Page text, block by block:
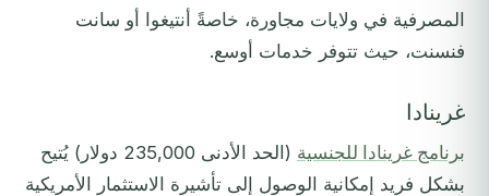
المصرفية في ولايات مجاورة، خاصةً أنتيغوا أو سانت
فنسنت، حيث تتوفر خدمات أوسع.
غرينادا
برنامج غرينادا للجنسية
(الحد الأدنى 235,000 دولار) يُتيح
بشكل فريد إمكانية الوصول إلى تأشيرة الاستثمار الأمريكية